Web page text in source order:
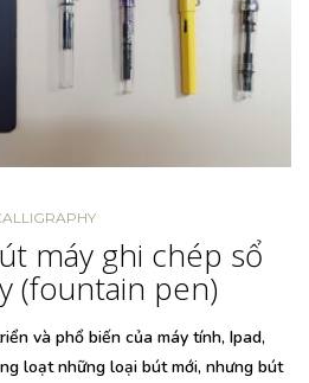
máy ghi chép sổ
(fountain pen)
và phổ biến của máy tính, Ipad,
loạt những loại bút mới, nhưng bút